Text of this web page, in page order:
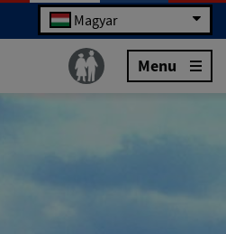
Magyar
Menu